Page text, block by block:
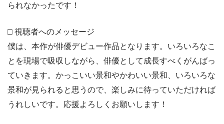
られなかったです！
□ 視聴者へのメッセージ
僕は、本作が俳優デビュー作品となります。いろいろなこ
とを現場で吸収しながら、俳優として成長すべくがんばっ
ていきます。かっこいい景和やかわいい景和、いろいろな
景和が見られると思うので、楽しみに待っていただければ
うれしいです。応援よろしくお願いします！